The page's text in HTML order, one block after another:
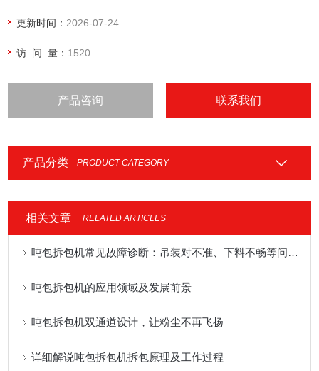
更新时间： 2026-07-24
访 问 量： 1520
产品咨询 联系我们
产品分类 PRODUCT CATEGORY
相关文章 RELATED ARTICLES
吨包拆包机常见故障诊断：吊装对不准、下料不畅等问题的解决方案
吨包拆包机的应用领域及发展前景
吨包拆包机双通道设计，让粉尘不再飞扬
详细解说吨包拆包机拆包原理及工作过程